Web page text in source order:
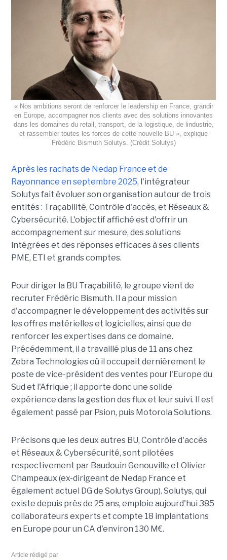
« Nos ambitions seront de renforcer le leadership en France, grandir
en Europe, accompagner nos clients avec des solutions innovantes
dans les domaines du retail, transport, de la logistique, de lindustrie,
et rassembler toutes les forces de cette nouvelle BU », explique
Frédéric Bismuth Solutys. (Crédit Solutys)
Après les rachats de Nedap France et de
Rayonnance en septembre 2025, l'intégrateur
Solutys fait évoluer son organisation autour de trois
entités : Traçabilité, Contrôle d'accès, et Réseaux &
Cybersécurité. L'objectif affiché est d'offrir un
accompagnement sur mesure, des solutions
intégrées et des réponses efficaces à ses clients
PME, ETI et grands comptes.
Pour diriger la BU Traçabilité, le groupe vient de
recruter Frédéric Bismuth. Il a pour mission
d'accompagner le développement des activités sur
les offres matérielles et logicielles, ainsi que de
renforcer les expertises dans ce domaine.
Précédemment, il a travaillé plus de 11 ans chez
Zebra Technologies où il occupait dernièrement le
poste de vice-président des ventes pour l'Europe du
Sud et l'Afrique ; il apporte donc une solide
expérience dans la gestion des flux et leur suivi. Il est
également passé par Psion, puis Motorola Solutions.
Précisons que les deux autres BU, Contrôle d'accès
et Réseaux & Cybersécurité, sont pilotées
respectivement par Baudouin Genouville et Olivier
Champeaux (ex-dirigeant de Nedap France et
également actuel DG de Solutys Group). Solutys, qui
existe depuis près de 25 ans, emploie aujourd'hui 385
collaborateurs experts et compte 18 implantations
en Europe pour un CA d'environ 130 M€.
Article rédigé par